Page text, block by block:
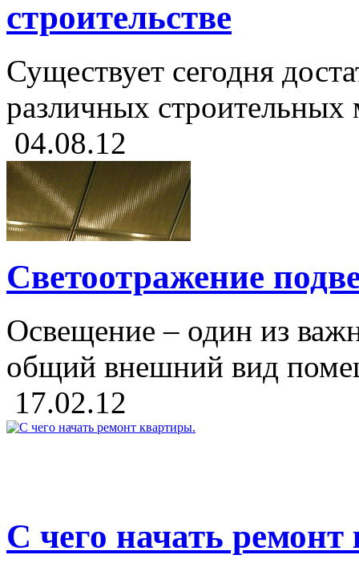
строительстве
Существует сегодня
различных
04.08.12
Светоотражение
Освещение – один из
общий внешний вид
17.02.12
С чего начать